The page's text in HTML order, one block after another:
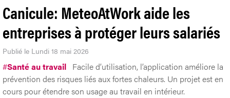
Canicule: MeteoAtWork aide les
entreprises à protéger leurs salariés
Publié le Lundi 18 mai 2026
#Santé au travail Facile d’utilisation, l’application améliore la
prévention des risques liés aux fortes chaleurs. Un projet est en
cours pour étendre son usage au travail en intérieur.